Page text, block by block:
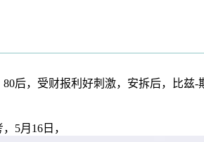
，受财报利好刺激，安拆后，比兹-
5月16日，